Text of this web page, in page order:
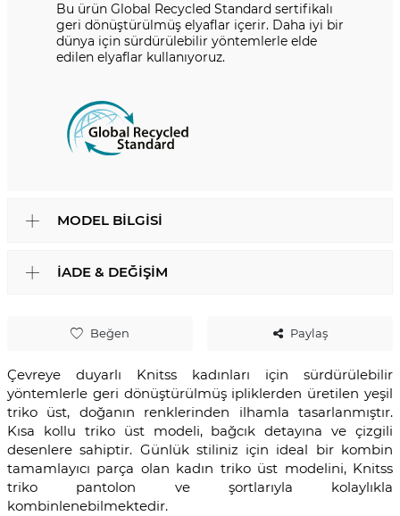
Beğen Paylaş
Çevreye duyarlı Knitss kadınları için sürdürülebilir
yöntemlerle geri dönüştürülmüş ipliklerden üretilen yeşil
triko üst, doğanın renklerinden ilhamla tasarlanmıştır.
Kısa kollu triko üst modeli, bağcık detayına ve çizgili
desenlere sahiptir. Günlük stiliniz için ideal bir kombin
tamamlayıcı parça olan kadın triko üst modelini, Knitss
triko pantolon ve şortlarıyla kolaylıkla
kombinlenebilmektedir.
Bu ürün Global Recycled Standard sertifikalı
geri dönüştürülmüş elyaflar içerir. Daha iyi bir
dünya için sürdürülebilir yöntemlerle elde
edilen elyaflar kullanıyoruz.
MODEL BILGISI
İADE & DEĞIŞIM